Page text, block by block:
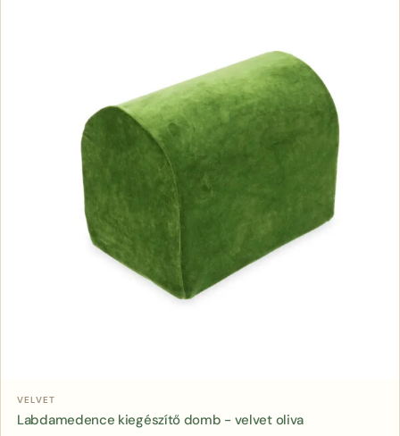
Kosárba
VELVET
Labdamedence kiegészítő domb - velvet oliva